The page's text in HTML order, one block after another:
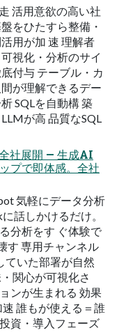
活用意欲の高い社
をひたすら整備・
用が加 速 理解者
視化・分析のサイ
付与 テーブル・カ
が理解できるデー
SQLを自動構 築
が高 品質なSQL
展開 — 生成AI
プで即体感。全社
気軽にデータ分析
話しかけるだけ。
分析をす ぐ体験で
す 専用チャンネル
ていた部署が自然
関心が可視化さ
ンが生まれる 効果
誰もが使える＝誰
資・導入フェーズ